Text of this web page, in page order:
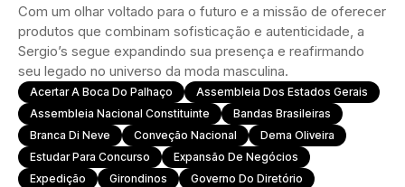
Com um olhar voltado para o futuro e a missão de oferecer
produtos que combinam sofisticação e autenticidade, a
Sergio’s segue expandindo sua presença e reafirmando
seu legado no universo da moda masculina.
Acertar A Boca Do Palhaço
Assembleia Dos Estados Gerais
Assembleia Nacional Constituinte
Bandas Brasileiras
Branca Di Neve
Conveção Nacional
Dema Oliveira
Estudar Para Concurso
Expansão De Negócios
Expedição
Girondinos
Governo Do Diretório